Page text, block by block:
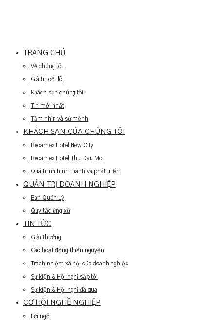
TRANG CHỦ
Về chúng tôi
Giá trị cốt lõi
Khách sạn chúng tôi
Tin mới nhất
Tầm nhìn và sứ mệnh
KHÁCH SẠN CỦA CHÚNG TÔI
Becamex Hotel New City
Becamex Hotel Thu Dau Mot
Quá trình hình thành và phát triển
QUẢN TRỊ DOANH NGHIỆP
Ban Quản Lý
Quy tắc ứng xử
TIN TỨC
Giải thưởng
Các hoạt động thiện nguyện
Trách nhiệm xã hội của doanh nghiệp
Sự kiện & Hội nghị sắp tới
Sự kiện & Hội nghị đã qua
CƠ HỘI NGHỀ NGHIỆP
Lời ngỏ